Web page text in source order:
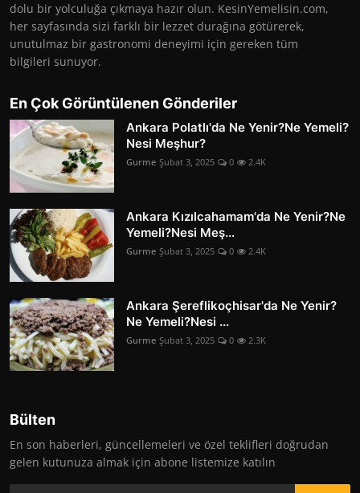
dolu bir yolculuğa çıkmaya hazır olun. KesinYemelisin.com,
her sayfasında sizi farklı bir lezzet durağına götürerek,
unutulmaz bir gastronomi deneyimi için gereken tüm
bilgileri sunuyor.
En Çok Görüntülenen Gönderiler
Ankara Polatlı'da Ne Yenir?Ne Yemeli?
Nesi Meşhur?
Gurme Şubat 3, 2025 0 2.4K
Ankara Kızılcahamam'da Ne Yenir?Ne
Yemeli?Nesi Meş...
Gurme Şubat 3, 2025 0 2.4K
Ankara Şereflikoçhisar'da Ne Yenir?
Ne Yemeli?Nesi ...
Gurme Şubat 3, 2025 0 2.3K
Bülten
En son haberleri, güncellemeleri ve özel teklifleri doğrudan
gelen kutunuza almak için abone listemize katılın